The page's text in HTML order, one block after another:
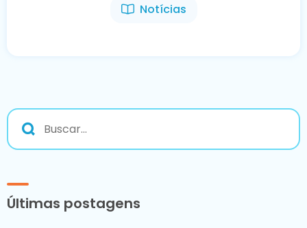
Notícias
Últimas postagens